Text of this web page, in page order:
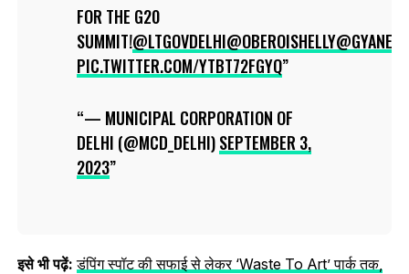
FOR THE G20
SUMMIT!@LTGOVDELHI@OBEROISHELLY
PIC.TWITTER.COM/YTBT72FGYQ
— MUNICIPAL CORPORATION OF
DELHI (@MCD_DELHI)SEPTEMBER 3,
2023
इसे भी पढ़ें: डंपिंग स्पॉट की सफाई से लेकर ‘Waste To Art’ पार्क तक,